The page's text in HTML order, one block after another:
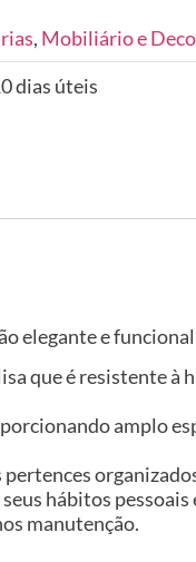
, Mobiliário e
dias úteis
elegante e funcional
que é resistente à
amplo
hábitos pessoais
manutenção.